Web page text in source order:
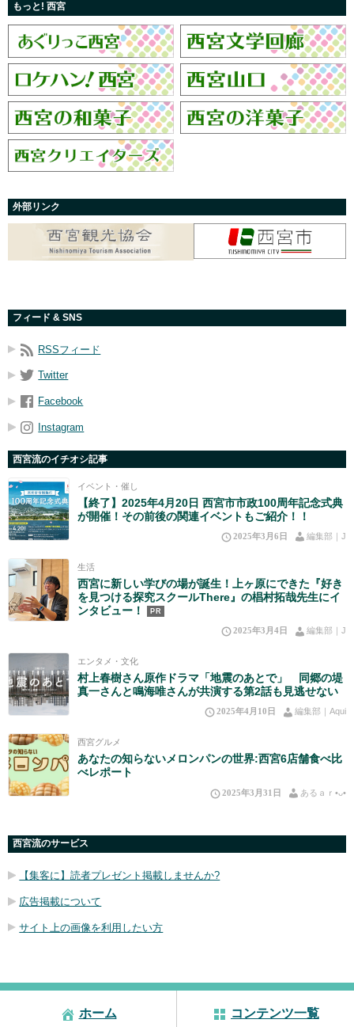
もっと! 西宮
外部リンク
フィード & SNS
RSSフィード
Twitter
Facebook
Instagram
西宮流のイチオシ記事
イベント・催し
【終了】2025年4月20日 西宮市市政100周年記念式典
が開催！その前後の関連イベントもご紹介！！
2025年3月6日 編集部｜J
生活
西宮に新しい学びの場が誕生！上ヶ原にできた『好き
を見つける探究スクールThere』の椙村拓哉先生にイ
ンタビュー！
PR
2025年3月4日 編集部｜J
エンタメ・文化
村上春樹さん原作ドラマ「地震のあとで」 同郷の堤
真一さんと鳴海唯さんが共演する第2話も見逃せない
2025年4月10日 編集部｜Aqui
西宮グルメ
あなたの知らないメロンパンの世界:西宮6店舗食べ比
べレポート
2025年3月31日 あるａｒ•⁠ᴗ⁠•⁠
西宮流のサービス
【集客に】読者プレゼント掲載しませんか?
広告掲載について
サイト上の画像を利用したい方
ホーム コンテンツ一覧